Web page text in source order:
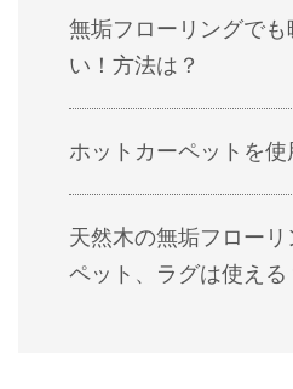
無垢フローリングでも
い！方法は？
ホットカーペットを
天然木の無垢フロー
ペット、ラグは使える